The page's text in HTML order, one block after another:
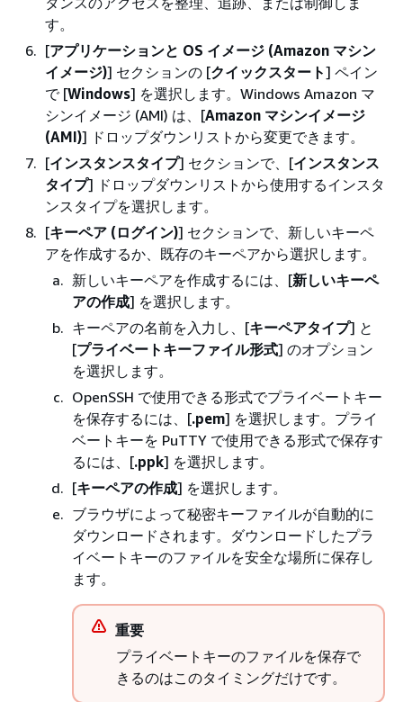
す。
[アプリケーションと OS イメージ (Amazon マシン
イメージ)] セクションの [クイックスタート] ペイン
で [Windows] を選択します。Windows Amazon マ
シンイメージ (AMI) は、[Amazon マシンイメージ
(AMI)] ドロップダウンリストから変更できます。
[インスタンスタイプ] セクションで、[インスタンス
タイプ] ドロップダウンリストから使用するインスタ
ンスタイプを選択します。
[キーペア (ログイン)] セクションで、新しいキーペ
アを作成するか、既存のキーペアから選択します。
新しいキーペアを作成するには、[新しいキーペ
アの作成] を選択します。
キーペアの名前を入力し、[キーペアタイプ] と
[プライベートキーファイル形式] のオプション
を選択します。
OpenSSH で使用できる形式でプライベートキー
を保存するには、[.pem] を選択します。プライ
ベートキーを PuTTY で使用できる形式で保存す
るには、[.ppk] を選択します。
[キーペアの作成] を選択します。
ブラウザによって秘密キーファイルが自動的に
ダウンロードされます。ダウンロードしたプラ
イベートキーのファイルを安全な場所に保存し
ます。
重要
プライベートキーのファイルを保存で
きるのはこのタイミングだけです。